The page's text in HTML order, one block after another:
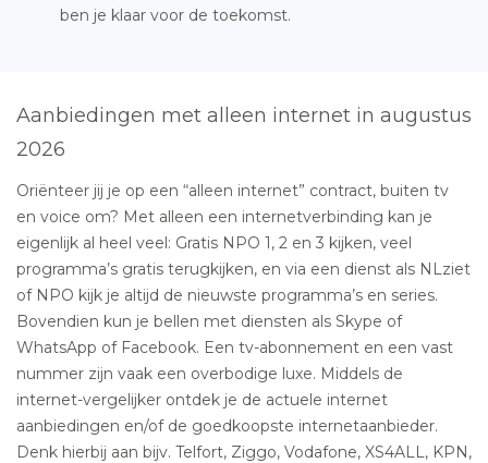
ben je klaar voor de toekomst.
Aanbiedingen met alleen internet in augustus
2026
Oriënteer jij je op een “alleen internet” contract, buiten tv
en voice om? Met alleen een internetverbinding kan je
eigenlijk al heel veel: Gratis NPO 1, 2 en 3 kijken, veel
programma’s gratis terugkijken, en via een dienst als NLziet
of NPO kijk je altijd de nieuwste programma’s en series.
Bovendien kun je bellen met diensten als Skype of
WhatsApp of Facebook. Een tv-abonnement en een vast
nummer zijn vaak een overbodige luxe. Middels de
internet-vergelijker ontdek je de actuele internet
aanbiedingen en/of de goedkoopste internetaanbieder.
Denk hierbij aan bijv. Telfort, Ziggo, Vodafone, XS4ALL, KPN,